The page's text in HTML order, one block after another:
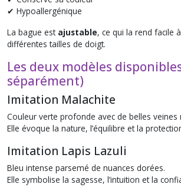
✔ Hypoallergénique
La bague est ajustable, ce qui la rend facile
différentes tailles de doigt.
Les deux modèles
séparément)
Imitation Malachite
Couleur verte profonde avec de belles veines
Elle évoque la nature, l’équilibre et la
Imitation Lapis Lazuli
Bleu intense parsemé de nuances dorées.
Elle symbolise la sagesse, l’intuition et la